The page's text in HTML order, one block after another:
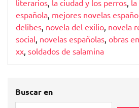
del
Siglo
Pasado
literarios, la ciudad y los perros,
española, mejores novelas
delibes, novela del exilio, novela
social, novelas españolas, obras
xx, soldados de salamina
Buscar en